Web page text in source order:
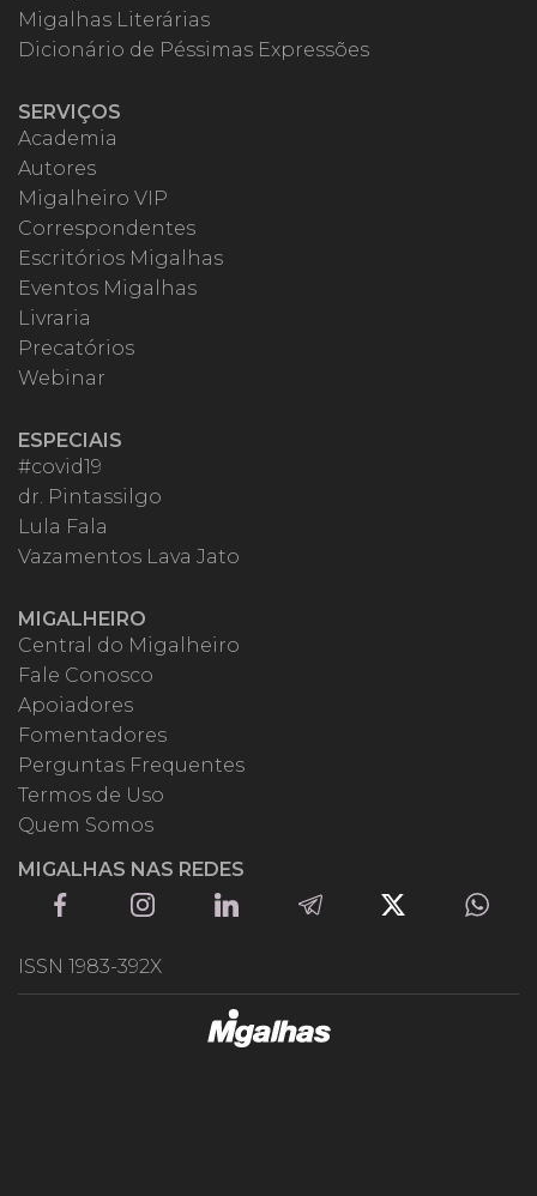
Migalhas Literárias
Dicionário de Péssimas Expressões
SERVIÇOS
Academia
Autores
Migalheiro VIP
Correspondentes
Escritórios Migalhas
Eventos Migalhas
Livraria
Precatórios
Webinar
ESPECIAIS
#covid19
dr. Pintassilgo
Lula Fala
Vazamentos Lava Jato
MIGALHEIRO
Central do Migalheiro
Fale Conosco
Apoiadores
Fomentadores
Perguntas Frequentes
Termos de Uso
Quem Somos
MIGALHAS NAS REDES
ISSN 1983-392X